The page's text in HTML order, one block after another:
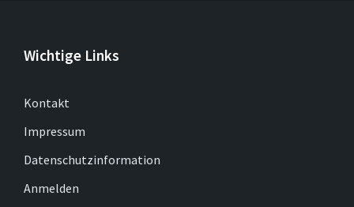
Wichtige Links
Kontakt
Impressum
Datenschutzinformation
Anmelden